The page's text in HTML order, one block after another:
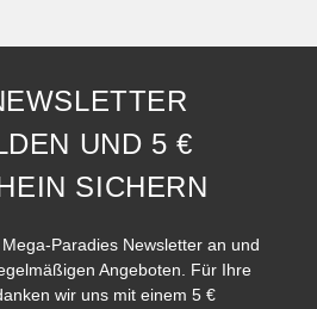
UND 5 €
SICHERN
Paradies Newsletter an und
Angeboten. Für Ihre
wir uns mit einem 5 €